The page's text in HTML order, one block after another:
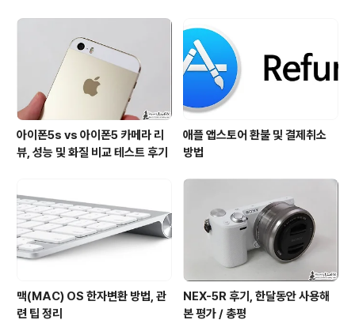
아이폰5s vs 아이폰5 카메라 리
뷰, 성능 및 화질 비교 테스트 후기
애플 앱스토어 환불 및 결제취소
방법
맥(MAC) OS 한자변환 방법, 관
련 팁 정리
NEX-5R 후기, 한달동안 사용해
본 평가 / 총평